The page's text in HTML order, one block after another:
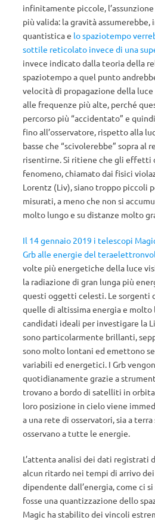
infinitamente piccole,
più valida: la gravità
quantistica e lo spaziotempo
sottile reticolato invece di una
invece indicato dalla teoria della
spaziotempo a quel punto
velocità di propagazione della
alle frequenze più alte, perché
percorso più “accidentato” e
fino all’osservatore, rispetto alla
basse che “scivolerebbe” sopra al
risentirne. Si ritiene che gli effetti
fenomeno, chiamato dai fisici
Lorentz (Liv), siano troppo piccoli
misurati, a meno che non si
molto lungo e su distanze molto
Il 14 gennaio 2019 i telescopi
Grb alle energie del
volte più energetiche della luce
la radiazione di gran lunga più
questi oggetti celesti. Le sorgenti
quelle di altissima energia e molto
candidati ideali per investigare la
sono particolarmente brillanti,
sono molto lontani ed emettono
variabili ed energetici. I Grb
quotidianamente grazie a
trovano a bordo di satelliti in
loro posizione in cielo viene
a una rete di osservatori, sia a
osservano a tutte le energie.
L’attenta analisi dei dati registrati
alcun ritardo nei tempi di arrivo
dipendente dall’energia, come ci
fosse una quantizzazione dello
Magic ha stabilito dei vincoli